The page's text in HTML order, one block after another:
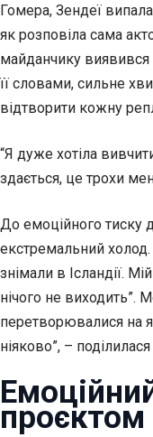
Гомера, Зендеї
як розповіла сама
майданчику виявився
її словами, сильне
відтворити кожну
“Я дуже хотіла
здається, це трохи
До емоційного тиску
екстремальний
знімали в Ісландії.
нічого не виходить”.
перетворювалися на
ніяково”, –
проєктом